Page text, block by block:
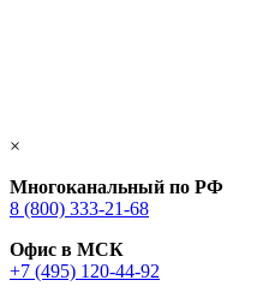
×
Многоканальный по РФ
8 (800) 333‑21-68
Офис в МСК
+7 (495) 120-44-92